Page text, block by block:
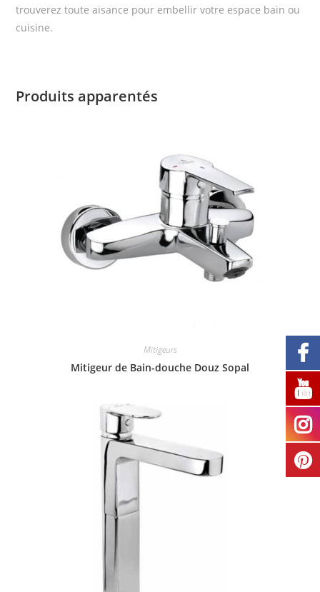
trouverez toute aisance pour embellir votre espace bain ou
cuisine.
Produits apparentés
Mitigeurs
Mitigeur de Bain-douche Douz Sopal